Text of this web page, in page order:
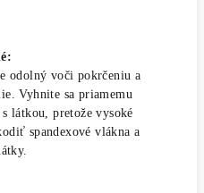
odolný voči pokrčeniu a
Vyhnite sa priamemu
látkou, pretože vysoké
spandexové vlákna a